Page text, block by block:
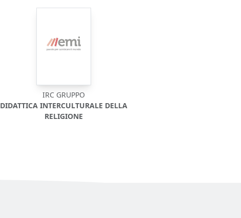
IRC GRUPPO
DIDATTICA INTERCULTURALE DELLA
RELIGIONE